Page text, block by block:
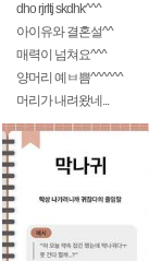
dho rjrltj skdhk^^^
아이유와 결혼설^^
매력이 넘쳐요^^^
양머리 예ㅂ쁨^^^^^^
머리가 내려왔네...